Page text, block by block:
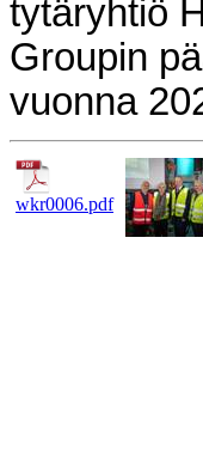
tytäryhtiö
Groupin
vuonna
wkr0006.pdf